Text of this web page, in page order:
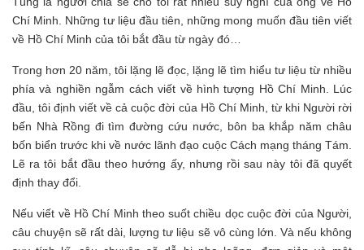
Chí Minh. Những tư liệu đầu tiên, những mong muốn đầu tiên viết
về Hồ Chí Minh của tôi bắt đầu từ ngày đó…
Trong hơn 20 năm, tôi lặng lẽ đọc, lặng lẽ tìm hiểu tư liệu từ nhiều
phía và nghiền ngẫm cách viết về hình tượng Hồ Chí Minh. Lúc
đầu, tôi định viết về cả cuộc đời của Hồ Chí Minh, từ khi Người rời
bến Nhà Rồng đi tìm đường cứu nước, bôn ba khắp năm châu
bốn biển trước khi về nước lãnh đạo cuộc Cách mạng tháng Tám.
Lẽ ra tôi bắt đầu theo hướng ấy, nhưng rồi sau này tôi đã quyết
định thay đổi.
Nếu viết về Hồ Chí Minh theo suốt chiều dọc cuộc đời của Người,
câu chuyện sẽ rất dài, lượng tư liệu sẽ vô cùng lớn. Và nếu không